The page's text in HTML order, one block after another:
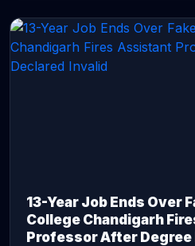
13-Year Job Ends Over
College Chandigarh
Professor After Degree